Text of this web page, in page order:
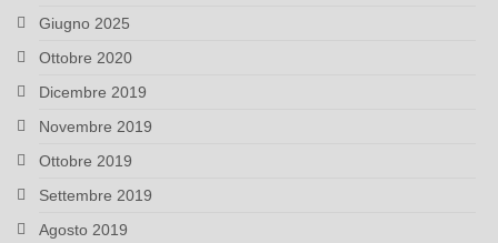
Giugno 2025
Ottobre 2020
Dicembre 2019
Novembre 2019
Ottobre 2019
Settembre 2019
Agosto 2019